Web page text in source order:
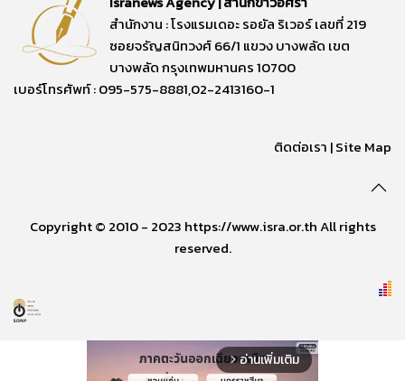
สำนักงาน : โรงแรมเดอะ รอยัล ริเวอร์ เลขที่ 219
ซอยจรัญสนิทวงศ์ 66/1 แขวง บางพลัด เขต
บางพลัด กรุงเทพมหานคร 10700
เบอร์โทรศัพท์ : 095-575-8881,02-2413160-1
ติดต่อเรา |Site Map
Copyright © 2010 - 2023 https://www.isra.or.th All rights
reserved.
arrow_forward_ios อ่านเพิ่มเติม